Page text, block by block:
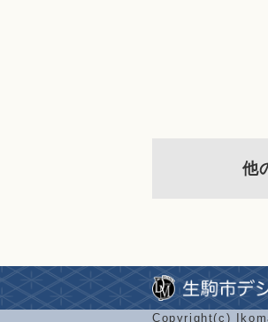
他
Copyright(c)